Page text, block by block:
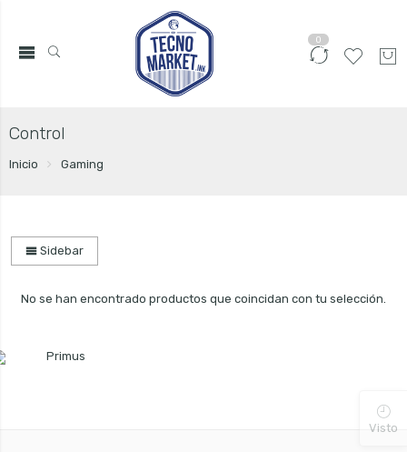
0
Control
Inicio Gaming
Sidebar
No se han encontrado productos que coincidan con tu selección.
Visto